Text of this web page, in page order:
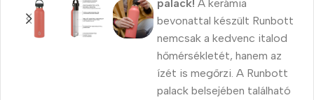
palack! A kerámia
bevonattal készült Runbott
nemcsak a kedvenc italod
hőmérsékletét, hanem az
ízét is megőrzi. A Runbott
palack belsejében található